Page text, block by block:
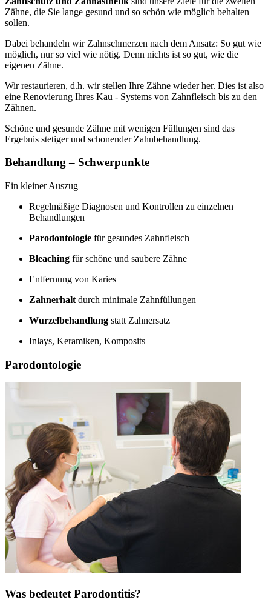
Zähne, die Sie lange gesund und so schön wie möglich behalten
sollen.
Dabei behandeln wir Zahnschmerzen nach dem Ansatz: So gut wie
möglich, nur so viel wie nötig. Denn nichts ist so gut, wie die
eigenen Zähne.
Wir restaurieren, d.h. wir stellen Ihre Zähne wieder her. Dies ist also
eine Renovierung Ihres Kau - Systems von Zahnfleisch bis zu den
Zähnen.
Schöne und gesunde Zähne mit wenigen Füllungen sind das
Ergebnis stetiger und schonender Zahnbehandlung.
Behandlung – Schwerpunkte
Ein kleiner Auszug
Regelmäßige Diagnosen und Kontrollen zu einzelnen
Behandlungen
Parodontologie für gesundes Zahnfleisch
Bleaching für schöne und saubere Zähne
Entfernung von Karies
Zahnerhalt durch minimale Zahnfüllungen
Wurzelbehandlung statt Zahnersatz
Inlays, Keramiken, Komposits
Parodontologie
Was bedeutet Parodontitis?